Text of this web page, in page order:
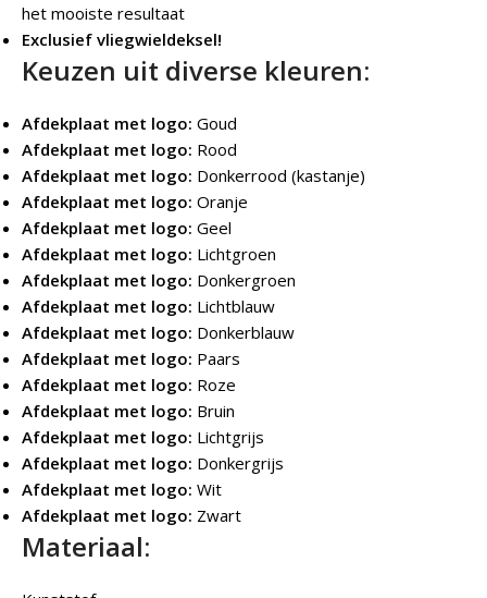
het mooiste resultaat
Exclusief vliegwieldeksel!
Keuzen uit diverse kleuren:
Afdekplaat met logo: Goud
Afdekplaat met logo: Rood
Afdekplaat met logo: Donkerrood (kastanje)
Afdekplaat met logo: Oranje
Afdekplaat met logo: Geel
Afdekplaat met logo: Lichtgroen
Afdekplaat met logo: Donkergroen
Afdekplaat met logo: Lichtblauw
Afdekplaat met logo: Donkerblauw
Afdekplaat met logo: Paars
Afdekplaat met logo: Roze
Afdekplaat met logo: Bruin
Afdekplaat met logo: Lichtgrijs
Afdekplaat met logo: Donkergrijs
Afdekplaat met logo: Wit
Afdekplaat met logo: Zwart
Materiaal: